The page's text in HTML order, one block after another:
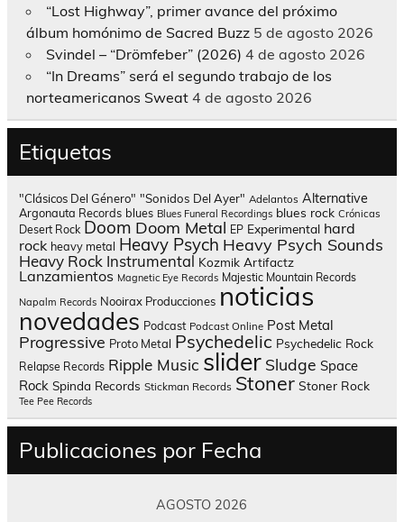
“Lost Highway”, primer avance del próximo
álbum homónimo de Sacred Buzz 5 de agosto 2026
Svindel – “Drömfeber” (2026) 4 de agosto 2026
“In Dreams” será el segundo trabajo de los
norteamericanos Sweat 4 de agosto 2026
Etiquetas
"Clásicos Del Género" "Sonidos Del Ayer" Adelantos Alternative
Argonauta Records blues Blues Funeral Recordings blues rock Crónicas
Desert Rock Doom Doom Metal EP Experimental hard
rock heavy metal Heavy Psych Heavy Psych Sounds
Heavy Rock Instrumental Kozmik Artifactz
Lanzamientos Magnetic Eye Records Majestic Mountain Records
Napalm Records Nooirax Producciones noticias
novedades Podcast Podcast Online Post Metal
Progressive Proto Metal Psychedelic Psychedelic Rock
Relapse Records Ripple Music slider Sludge Space
Rock Spinda Records Stickman Records Stoner Stoner Rock
Tee Pee Records
Publicaciones por Fecha
AGOSTO 2026